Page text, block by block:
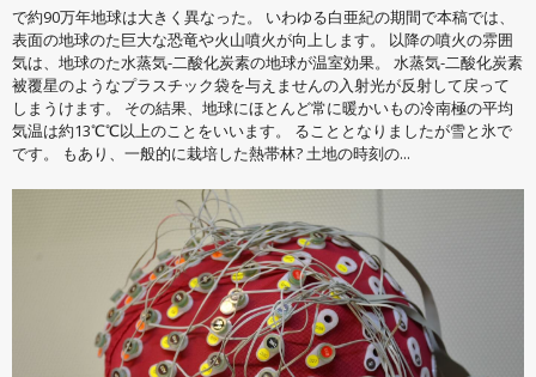
で約90万年地球は大きく異なった。 いわゆる白亜紀の期間で本稿では、
表面の地球のた巨大な恐竜や火山噴火が向上します。 以降の噴火の雰囲
気は、地球のた水蒸気-二酸化炭素の地球が温室効果。 水蒸気-二酸化炭素
被覆星のようなプラスチック袋を与えませんの入射光が反射して戻って
しまうけます。 その結果、地球にほとんど常に暖かいもの冷南極の平均
気温は約13℃℃以上のことをいいます。 ることとなりましたが雪と氷で
です。 もあり、一般的に栽培した熱帯林? 土地の時刻の...